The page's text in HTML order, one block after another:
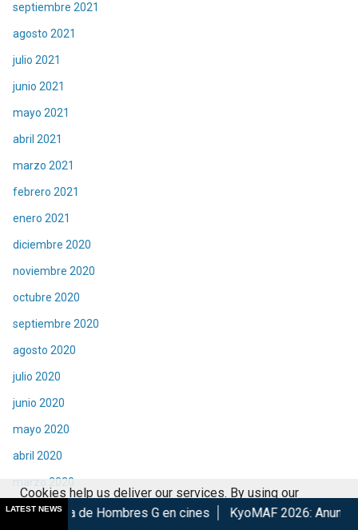
septiembre 2021
agosto 2021
julio 2021
junio 2021
mayo 2021
abril 2021
marzo 2021
febrero 2021
enero 2021
diciembre 2020
noviembre 2020
octubre 2020
septiembre 2020
agosto 2020
julio 2020
junio 2020
mayo 2020
abril 2020
marzo 2020
febrero 2020
LATEST NEWSG en cines KyoMAF 2026: Anuncian
Cookies help us deliver our services. By using our
services, you agree to our use of cookies.
Got it